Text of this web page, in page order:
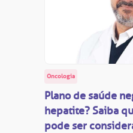
Oncologia
Plano de saúde
hepatite? Saiba
pode ser